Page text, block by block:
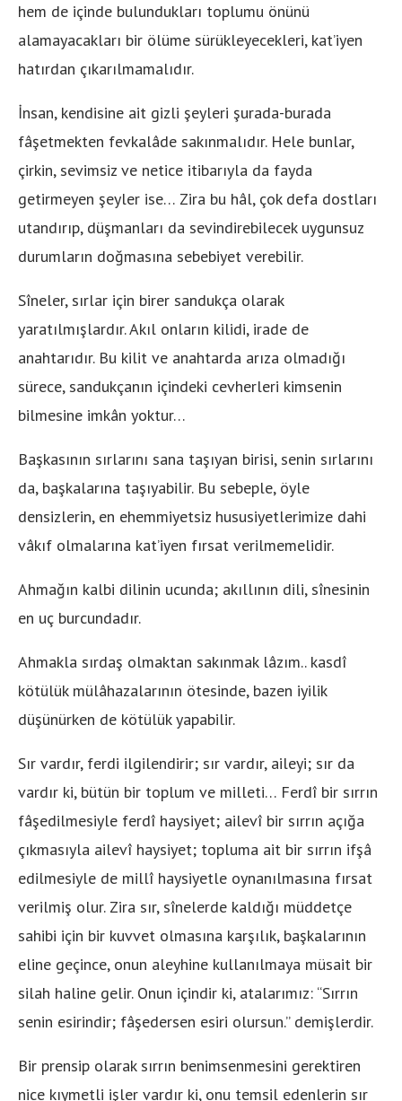
hem de içinde bulundukları toplumu önünü
alamayacakları bir ölüme sürükleyecekleri, kat’iyen
hatırdan çıkarılmamalıdır.
İnsan, kendisine ait gizli şeyleri şurada-burada
fâşetmekten fevkalâde sakınmalıdır. Hele bunlar,
çirkin, sevimsiz ve netice itibarıyla da fayda
getirmeyen şeyler ise… Zira bu hâl, çok defa dostları
utandırıp, düşmanları da sevindirebilecek uygunsuz
durumların doğmasına sebebiyet verebilir.
Sîneler, sırlar için birer sandukça olarak
yaratılmışlardır. Akıl onların kilidi, irade de
anahtarıdır. Bu kilit ve anahtarda arıza olmadığı
sürece, sandukçanın içindeki cevherleri kimsenin
bilmesine imkân yoktur…
Başkasının sırlarını sana taşıyan birisi, senin sırlarını
da, başkalarına taşıyabilir. Bu sebeple, öyle
densizlerin, en ehemmiyetsiz hususiyetlerimize dahi
vâkıf olmalarına kat’iyen fırsat verilmemelidir.
Ahmağın kalbi dilinin ucunda; akıllının dili, sînesinin
en uç burcundadır.
Ahmakla sırdaş olmaktan sakınmak lâzım.. kasdî
kötülük mülâhazalarının ötesinde, bazen iyilik
düşünürken de kötülük yapabilir.
Sır vardır, ferdi ilgilendirir; sır vardır, aileyi; sır da
vardır ki, bütün bir toplum ve milleti… Ferdî bir sırrın
fâşedilmesiyle ferdî haysiyet; ailevî bir sırrın açığa
çıkmasıyla ailevî haysiyet; topluma ait bir sırrın ifşâ
edilmesiyle de millî haysiyetle oynanılmasına fırsat
verilmiş olur. Zira sır, sînelerde kaldığı müddetçe
sahibi için bir kuvvet olmasına karşılık, başkalarının
eline geçince, onun aleyhine kullanılmaya müsait bir
silah haline gelir. Onun içindir ki, atalarımız: “Sırrın
senin esirindir; fâşedersen esiri olursun.” demişlerdir.
Bir prensip olarak sırrın benimsenmesini gerektiren
nice kıymetli işler vardır ki, onu temsil edenlerin sır